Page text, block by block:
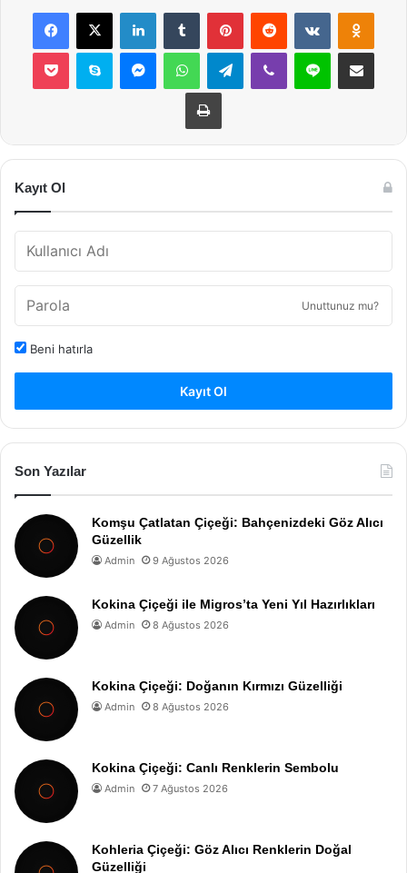
Facebook
X LinkedInTumblr PinterestReddit VKontakte
Pocket Skype MessengerWhatsAppTelegramViber Line E-Posta ile
Yazdır
Kayıt Ol
Unuttunuz mu?
Beni hatırla
Kayıt Ol
Son Yazılar
Komşu Çatlatan Çiçeği: Bahçenizdeki Göz Alıcı
Güzellik
Admin 9 Ağustos 2026
Kokina Çiçeği ile Migros’ta Yeni Yıl Hazırlıkları
Admin 8 Ağustos 2026
Kokina Çiçeği: Doğanın Kırmızı Güzelliği
Admin 8 Ağustos 2026
Kokina Çiçeği: Canlı Renklerin Sembolu
Admin 7 Ağustos 2026
Kohleria Çiçeği: Göz Alıcı Renklerin Doğal
Güzelliği